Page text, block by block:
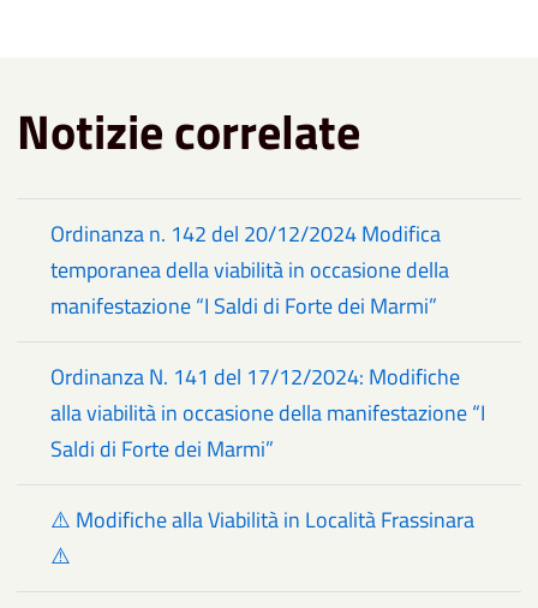
Notizie correlate
Ordinanza n. 142 del 20/12/2024 Modifica
temporanea della viabilità in occasione della
manifestazione “I Saldi di Forte dei Marmi”
Ordinanza N. 141 del 17/12/2024: Modifiche
alla viabilità in occasione della manifestazione “I
Saldi di Forte dei Marmi”
⚠️ Modifiche alla Viabilità in Località Frassinara
⚠️